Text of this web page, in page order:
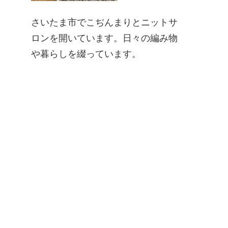
さいたま市でこぢんまりとニットサ
ロンを開いています。日々の編み物
や暮らしを綴っています。